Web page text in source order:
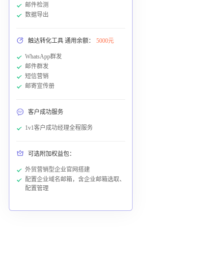
邮件检测
数据导出
触达转化工具 通用余额： 5000元
WhatsApp群发
邮件群发
短信营销
邮寄宣传册
客户成功服务
1v1客户成功经理全程服务
可选附加权益包：
外贸营销型企业官网搭建
配置企业域名邮箱，含企业邮箱选取、
配置管理